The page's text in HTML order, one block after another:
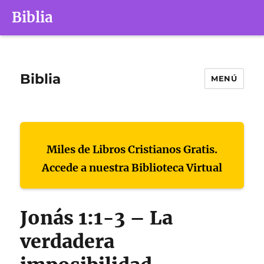
Biblia
Biblia MENÚ
Miles de Libros Cristianos Gratis.
Accede a nuestra Biblioteca Virtual
Jonás 1:1-3 – La
verdadera